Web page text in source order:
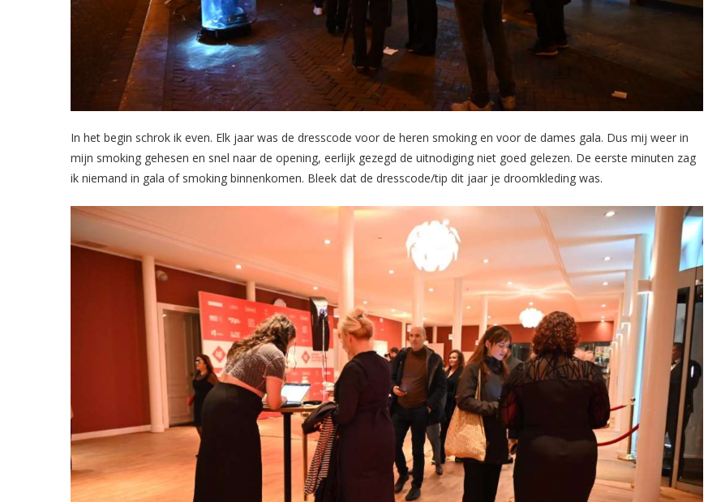
In het begin schrok ik even. Elk jaar was de dresscode voor de heren smoking en voor de dames gala. Dus mij weer in
mijn smoking gehesen en snel naar de opening, eerlijk gezegd de uitnodiging niet goed gelezen. De eerste minuten zag
ik niemand in gala of smoking binnenkomen. Bleek dat de dresscode/tip dit jaar je droomkleding was.